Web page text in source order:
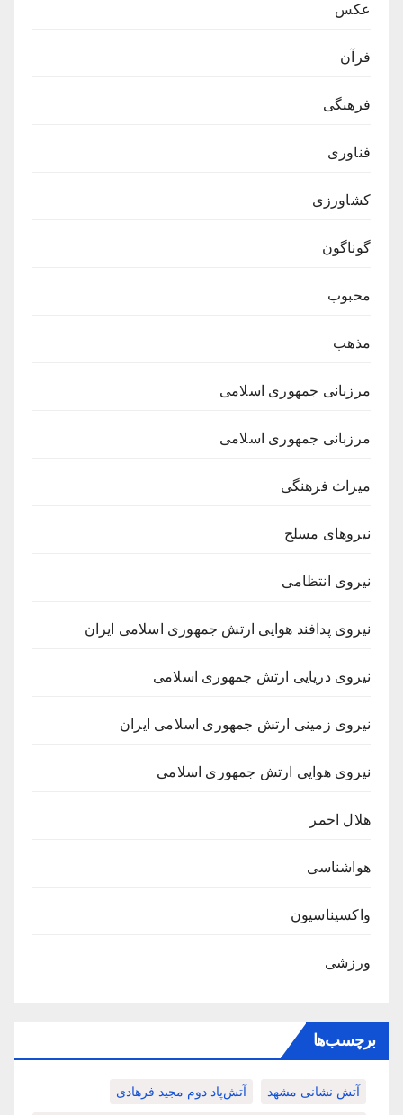
عکس
فرآن
فرهنگی
فناوری
کشاورزی
گوناگون
محبوب
مذهب
مرزبانی جمهوری اسلامی
مرزبانی جمهوری اسلامی
میراث فرهنگی
نیروهای مسلح
نیروی انتظامی
نیروی پدافند هوایی ارتش جمهوری اسلامی ایران
نیروی دریایی ارتش جمهوری اسلامی
نیروی زمینی ارتش جمهوری اسلامی ایران
نیروی هوایی ارتش جمهوری اسلامی
هلال احمر
هواشناسی
واکسیناسیون
ورزشی
برچسب‌ها
آتش نشانی مشهد آتش‌پاد دوم مجید فرهادی